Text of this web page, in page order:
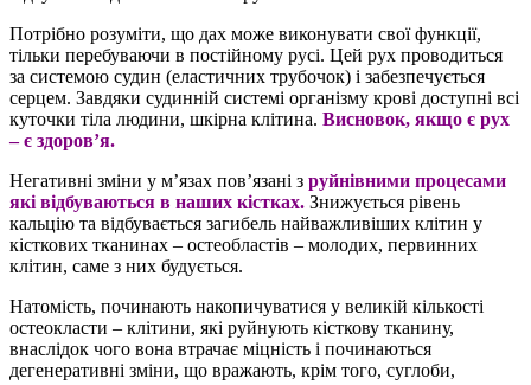
Потрібно розуміти, що дах може виконувати свої функції,
тільки перебуваючи в постійному русі. Цей рух проводиться
за системою судин (еластичних трубочок) і забезпечується
серцем. Завдяки судинній системі організму крові доступні всі
куточки тіла людини, шкірна клітина. Висновок, якщо є рух
– є здоров’я.
Негативні зміни у м’язах пов’язані з руйнівними процесами
які відбуваються в наших кістках. Знижується рівень
кальцію та відбувається загибель найважливіших клітин у
кісткових тканинах – остеобластів – молодих, первинних
клітин, саме з них будується.
Натомість, починають накопичуватися у великій кількості
остеокласти – клітини, які руйнують кісткову тканину,
внаслідок чого вона втрачає міцність і починаються
дегенеративні зміни, що вражають, крім того, суглоби,